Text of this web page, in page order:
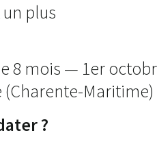
plus
8 mois — 1er
(Charente-Maritime)
?